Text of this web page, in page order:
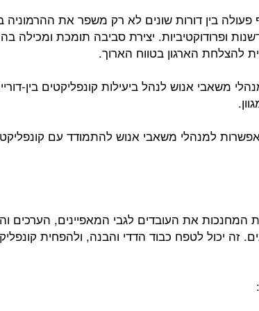
פעולה בין דורות שונים לא רק משפר את ההרמוניה
ופרודוקטיביות. יצירת סביבה תומכת ומכילה
להצלחת הארגון בטווח הארוך.
משאבי אנוש לנהל ביעילות קונפליקטים בין-
שמאפשרות למנהלי משאבי אנוש להתמודד עם
המחנכות את העובדים לגבי המאפיינים, הערכים
זה יכול לטפח כבוד הדדי והבנה, ולהפחית